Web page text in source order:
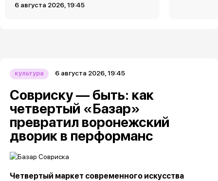
6 августа 2026, 19:45
культура 6 августа 2026, 19:45
Совриску — быть: как
четвертый «Базар»
превратил воронежский
дворик в перформанс
Четвертый маркет современного искусства